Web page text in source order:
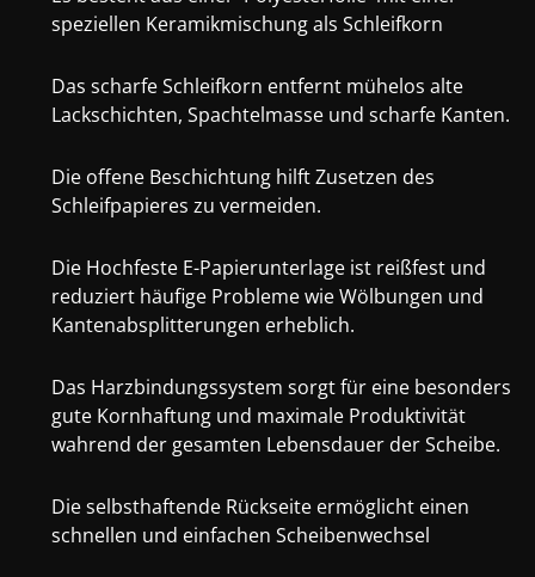
speziellen Keramikmischung als Schleifkorn
Das scharfe Schleifkorn entfernt mühelos alte
Lackschichten, Spachtelmasse und scharfe Kanten.
Die offene Beschichtung hilft Zusetzen des
Schleifpapieres zu vermeiden.
Die Hochfeste E-Papierunterlage ist reißfest und
reduziert häufige Probleme wie Wölbungen und
Kantenabsplitterungen erheblich.
Das Harzbindungssystem sorgt für eine besonders
gute Kornhaftung und maximale Produktivität
wahrend der gesamten Lebensdauer der Scheibe.
Die selbsthaftende Rückseite ermöglicht einen
schnellen und einfachen Scheibenwechsel